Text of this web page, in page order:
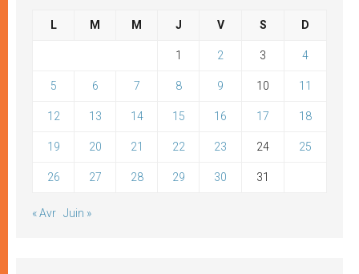
L M M J V S D
1 2 3 4
5 6 7 8 9 10 11
12 13 14 15 16 17 18
19 20 21 22 23 24 25
26 27 28 29 30 31
« Avr Juin »